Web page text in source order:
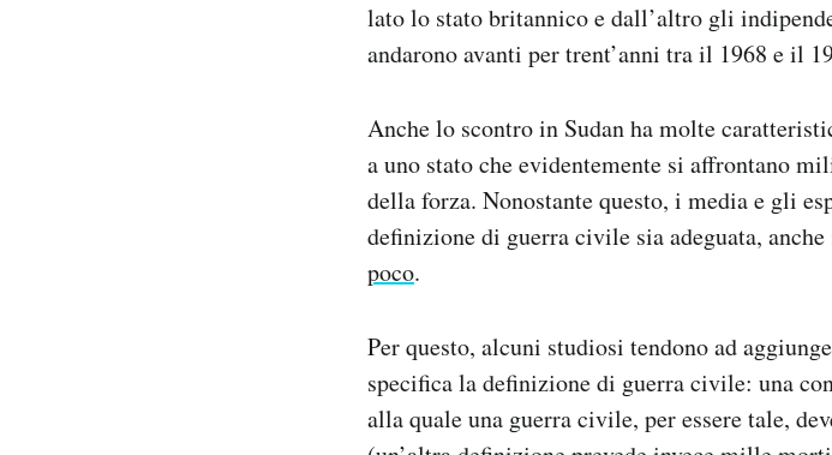
lato lo stato britannico e dall’altro gli
andarono avanti per trent’anni tra il 1968 e il
Anche lo scontro in Sudan ha molte
a uno stato che evidentemente si affrontano
della forza. Nonostante questo, i media e gli
definizione di guerra civile sia adeguata, anche
poco.
Per questo, alcuni studiosi tendono ad
specifica la definizione di guerra civile: una
alla quale una guerra civile, per essere tale,